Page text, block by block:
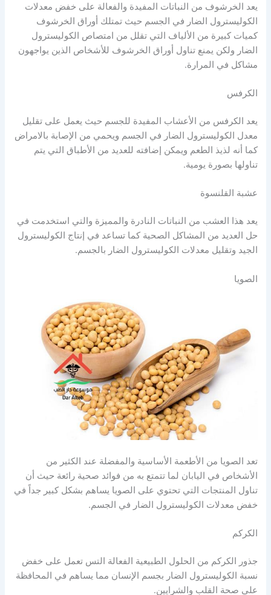
يعد الخرشوف من النباتات المفيدة والفعالة على خفض معدلات
الكوليسترول الضار في الجسم حيث تمتلك أوراق الخرشوف
كميات كبيرة من الألياف التي تقلل من امتصاص الكوليسترول
الضار ولكن يمنع تناول أوراق الخرشوف للأشخاص الذين يواجهون
مشاكل في المرارة.
الكرفس
يعد الكرفس من الأعشاب المفيدة للجسم حيث يعمل على تقليل
معدل الكوليسترول الضار في الجسم ويحمي من الإصابة بالامراض
كما أنه لذيذ الطعم ويمكن إضافته للعديد من الأطباق التي يتم
تناولها بصورة يومية.
عشبة القلنسوة
يعد هذا العشب من النباتات النادرة والمميزة والتي استخدمت في
حل العديد من المشاكل الصحية كما تساعد في إنتاج الكوليسترول
الجيد وتقليل معدلات الكوليسترول الضار بالجسم.
الصويا
تعد الصويا من الأطعمة الأساسية والمفضلة عند الكثير من
الأشخاص في اليابان لما تتمتع به من فوائد صحية رائعة حيث أن
تناول المنتجات التي تحتوي على الصويا يساهم بشكل كبير جداً في
خفض معدلات الكوليسترول الضار في الجسم.
الكركم
جذور الكركم من الحلول الطبيعية الفعالة التس تعمل على خفض
نسبة الكوليسترول الضار بجسم الإنسان مما يساهم في المحافظة
على صحة القلب والشرايين.